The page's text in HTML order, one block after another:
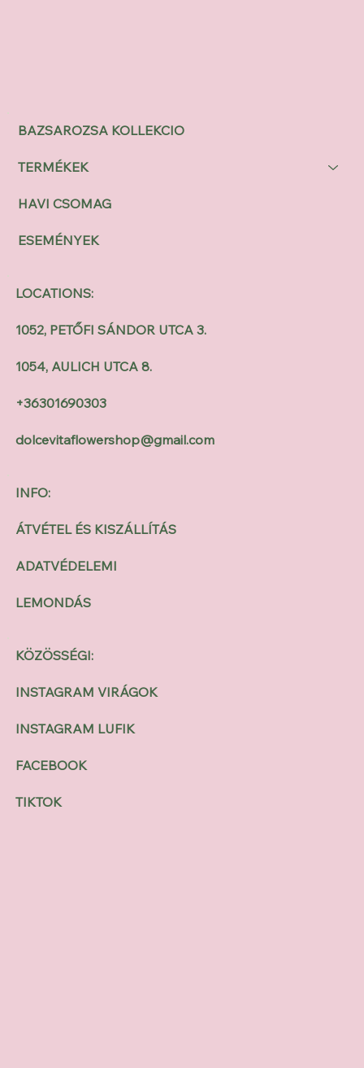
BAZSAROZSA KOLLEKCIO
TERMÉKEK
HAVI CSOMAG
ESEMÉNYEK
INFO:
ÁTVÉTEL ÉS KISZÁLLÍTÁS
ADATVÉDELEMI
LEMONDÁS
KÖZÖSSÉGI:
INSTAGRAM VIRÁGOK
INSTAGRAM LUFIK
FACEBOOK
TIKTOK
LOCATIONS:
1052, PETŐFI SÁNDOR UTCA 3.
1054, AULICH UTCA 8.
+36301690303
dolcevitaflowershop@gmail.com